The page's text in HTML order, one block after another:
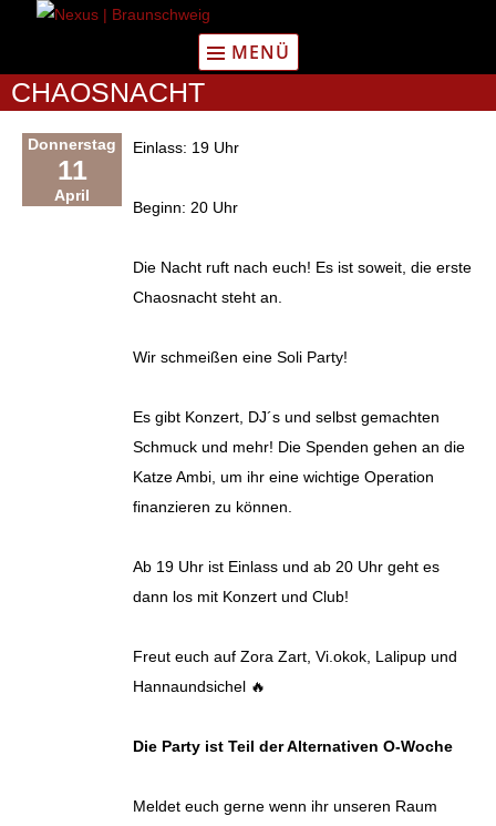
springen
MENÜ
CHAOSNACHT
Donnerstag
11
April
Einlass: 19 Uhr
Beginn: 20 Uhr
Die Nacht ruft nach euch! Es ist soweit, die erste
Chaosnacht steht an.
Wir schmeißen eine Soli Party!
Es gibt Konzert, DJ´s und selbst gemachten
Schmuck und mehr! Die Spenden gehen an die
Katze Ambi, um ihr eine wichtige Operation
finanzieren zu können.
Ab 19 Uhr ist Einlass und ab 20 Uhr geht es
dann los mit Konzert und Club!
Freut euch auf Zora Zart, Vi.okok, Lalipup und
Hannaundsichel 🔥
Die Party ist Teil der Alternativen O-Woche
Meldet euch gerne wenn ihr unseren Raum